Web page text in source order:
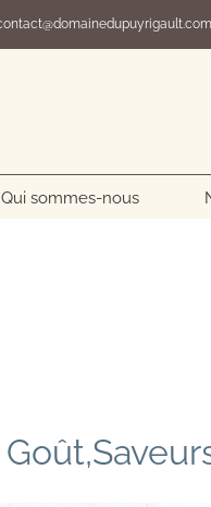
Qui sommes-nous